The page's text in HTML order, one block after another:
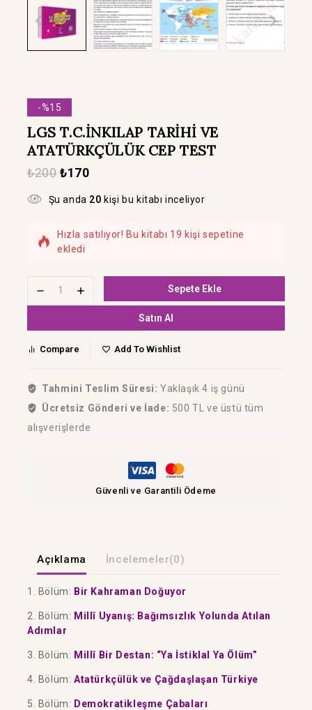
-%15
LGS T.C.İNKILAP TARİHİ VE
ATATÜRKÇÜLÜK CEP TEST
₺200 ₺170
Şu anda 20 kişi bu kitabı inceliyor
Hızla satılıyor! Bu kitabı 19 kişi sepetine
ekledi
Sepete Ekle
Satın Al
Compare Add To Wishlist
Tahmini Teslim Süresi: Yaklaşık 4 iş günü
Ücretsiz Gönderi ve İade: 500 TL ve üstü tüm
alışverişlerde
Güvenli ve Garantili Ödeme
Açıklama İncelemeler(0)
1. Bölüm: Bir Kahraman Doğuyor
2. Bölüm: Millî Uyanış: Bağımsızlık Yolunda Atılan
Adımlar
3. Bölüm: Millî Bir Destan: “Ya İstiklal Ya Ölüm”
4. Bölüm: Atatürkçülük ve Çağdaşlaşan Türkiye
5. Bölüm: Demokratikleşme Çabaları